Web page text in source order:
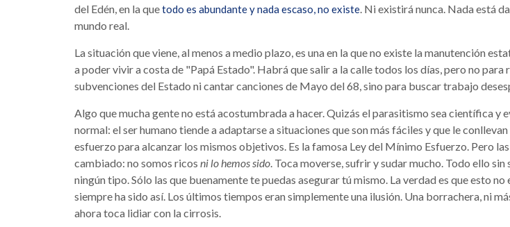
del Edén, en la quetodo es abundante y nada escaso, no existe. Ni existirá nunca. Nada está
mundo real.
La situación que viene, al menos a medio plazo, es una en la que no existe la manutención
a poder vivir a costa de "Papá Estado". Habrá que salir a la calle todos los días, pero no para
subvenciones del Estado ni cantar canciones de Mayo del 68, sino para buscar trabajo
Algo que mucha gente no está acostumbrada a hacer. Quizás el parasitismo sea científica y
normal: el ser humano tiende a adaptarse a situaciones que son más fáciles y que le conllevan
esfuerzo para alcanzar los mismos objetivos. Es la famosa Ley del Mínimo Esfuerzo. Pero
cambiado: no somos ricos ni lo hemos sido. Toca moverse, sufrir y sudar mucho. Todo ello sin
ningún tipo. Sólo las que buenamente te puedas asegurar tú mismo. La verdad es que esto no
siempre ha sido así. Los últimos tiempos eran simplemente una ilusión. Una borrachera, ni
ahora toca lidiar con la cirrosis.